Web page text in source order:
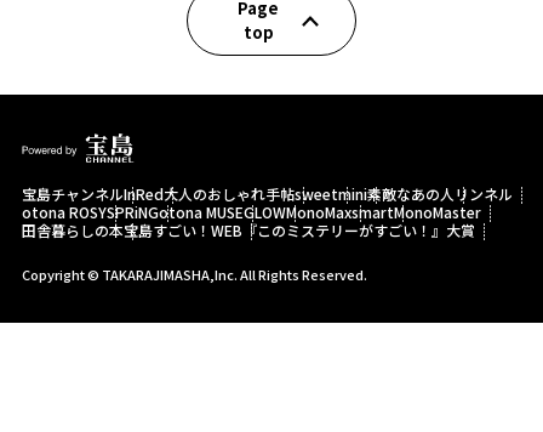
Page
top
宝島チャンネルInRed大人のおしゃれ手帖sweetmini素敵なあの人 リンネル
otona ROSYSPRiNGotona MUSEGLOWMonoMaxsmartMonoMaster
田舎暮らしの本宝島すごい！WEB 『このミステリーがすごい！』大賞
Copyright © TAKARAJIMASHA,Inc. All Rights Reserved.